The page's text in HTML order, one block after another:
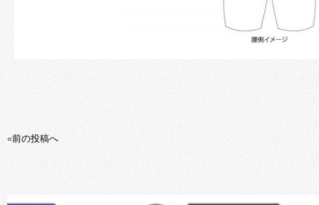
«前の投稿へ